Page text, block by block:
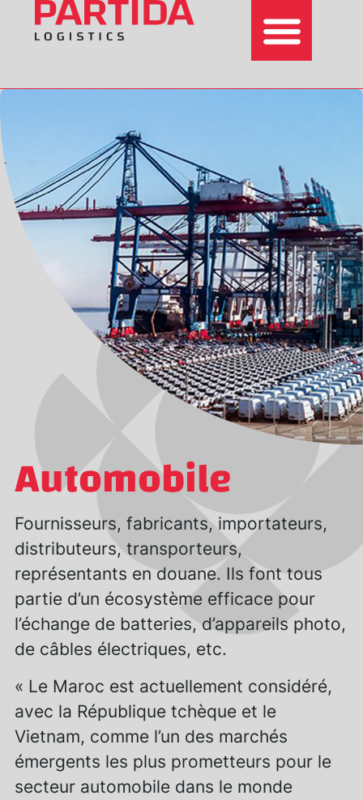
Automobile
Fournisseurs, fabricants, importateurs,
distributeurs, transporteurs,
représentants en douane. Ils font tous
partie d’un écosystème efficace pour
l’échange de batteries, d’appareils photo,
de câbles électriques, etc.
« Le Maroc est actuellement considéré,
avec la République tchèque et le
Vietnam, comme l’un des marchés
émergents les plus prometteurs pour le
secteur automobile dans le monde